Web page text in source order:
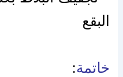
البقع
خاتمة: